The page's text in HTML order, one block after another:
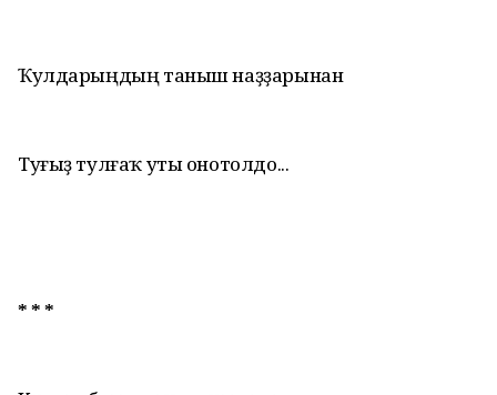
Ҡулдарыңдың таныш наҙҙарынан
Туғыҙ тулғаҡ уты онотолдо...
* * *